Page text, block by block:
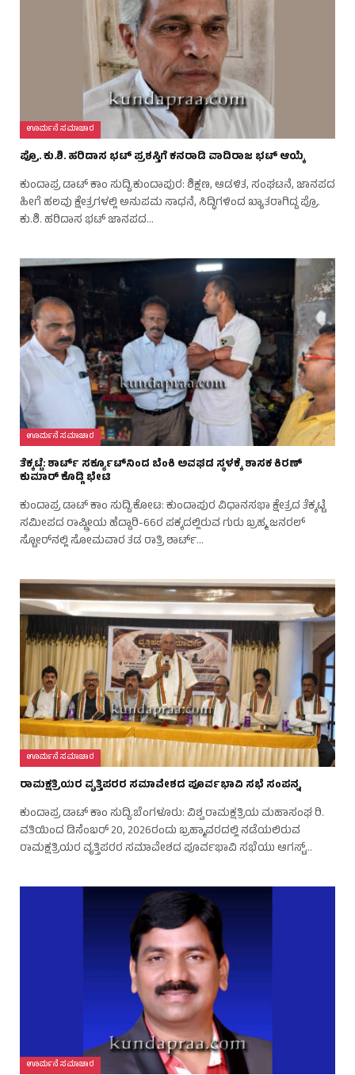
ಊರ್ಮನೆ ಸಮಾಚಾರ
ಪ್ರೊ. ಕು.ಶಿ. ಹರಿದಾಸ ಭಟ್ ಪ್ರಶಸ್ತಿಗೆ ಕನರಾಡಿ ವಾದಿರಾಜ ಭಟ್ ಆಯ್ಕೆ
ಕುಂದಾಪ್ರ ಡಾಟ್‌ ಕಾಂ ಸುದ್ದಿ.ಕುಂದಾಪುರ: ಶಿಕ್ಷಣ, ಆಡಳಿತ, ಸಂಘಟನೆ, ಜಾನಪದ
ಹೀಗೆ ಹಲವು ಕ್ಷೇತ್ರಗಳಲ್ಲಿ ಅನುಪಮ ಸಾಧನೆ, ಸಿದ್ಧಿಗಳಿಂದ ಖ್ಯಾತರಾಗಿದ್ದ ಪ್ರೊ.
ಕು.ಶಿ. ಹರಿದಾಸ ಭಟ್ ಜಾನಪದ…
ಊರ್ಮನೆ ಸಮಾಚಾರ
ತೆಕ್ಕಟ್ಟೆ: ಶಾರ್ಟ್ ಸರ್ಕ್ಯೂಟ್‌ನಿಂದ ಬೆಂಕಿ ಅವಘಡ ಸ್ಥಳಕ್ಕೆ ಶಾಸಕ ಕಿರಣ್
ಕುಮಾರ್ ಕೊಡ್ಗಿ ಭೇಟಿ
ಕುಂದಾಪ್ರ ಡಾಟ್‌ ಕಾಂ ಸುದ್ದಿ.ಕೋಟ: ಕುಂದಾಪುರ ವಿಧಾನಸಭಾ ಕ್ಷೇತ್ರದ ತೆಕ್ಕಟ್ಟೆ
ಸಮೀಪದ ರಾಷ್ಟ್ರೀಯ ಹೆದ್ದಾರಿ-66ರ ಪಕ್ಕದಲ್ಲಿರುವ ಗುರು ಬ್ರಹ್ಮ ಜನರಲ್
ಸ್ಟೋರ್‌ನಲ್ಲಿ ಸೋಮವಾರ ತಡ ರಾತ್ರಿ ಶಾರ್ಟ್…
ಊರ್ಮನೆ ಸಮಾಚಾರ
ರಾಮಕ್ಷತ್ರಿಯರ ವೃತ್ತಿಪರರ ಸಮಾವೇಶದ ಪೂರ್ವಭಾವಿ ಸಭೆ ಸಂಪನ್ನ
ಕುಂದಾಪ್ರ ಡಾಟ್‌ ಕಾಂ ಸುದ್ದಿ.ಬೆಂಗಳೂರು: ವಿಶ್ವ ರಾಮಕ್ಷತ್ರಿಯ ಮಹಾಸಂಘ ರಿ.
ವತಿಯಿಂದ ಡಿಸೆಂಬರ್ 20, 2026ರಂದು ಬ್ರಹ್ಮಾವರದಲ್ಲಿ ನಡೆಯಲಿರುವ
ರಾಮಕ್ಷತ್ರಿಯರ ವೃತ್ತಿಪರರ ಸಮಾವೇಶದ ಪೂರ್ವಭಾವಿ ಸಭೆಯು ಆಗಸ್ಟ್…
ಊರ್ಮನೆ ಸಮಾಚಾರ